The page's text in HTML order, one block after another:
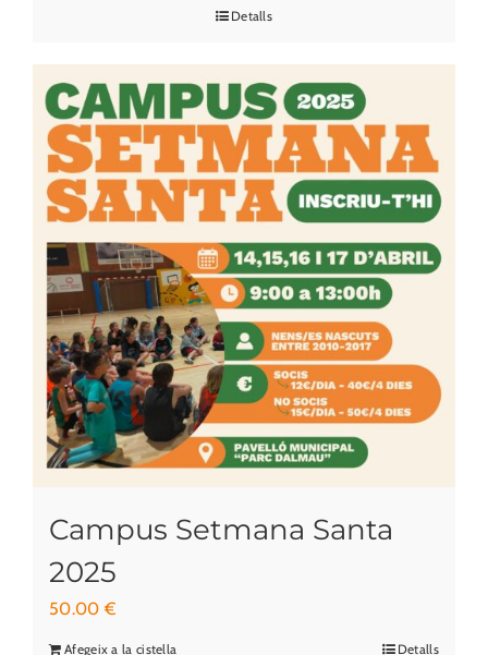
Detalls
Campus Setmana Santa
2025
50.00€
Afegeix a la cistella Detalls